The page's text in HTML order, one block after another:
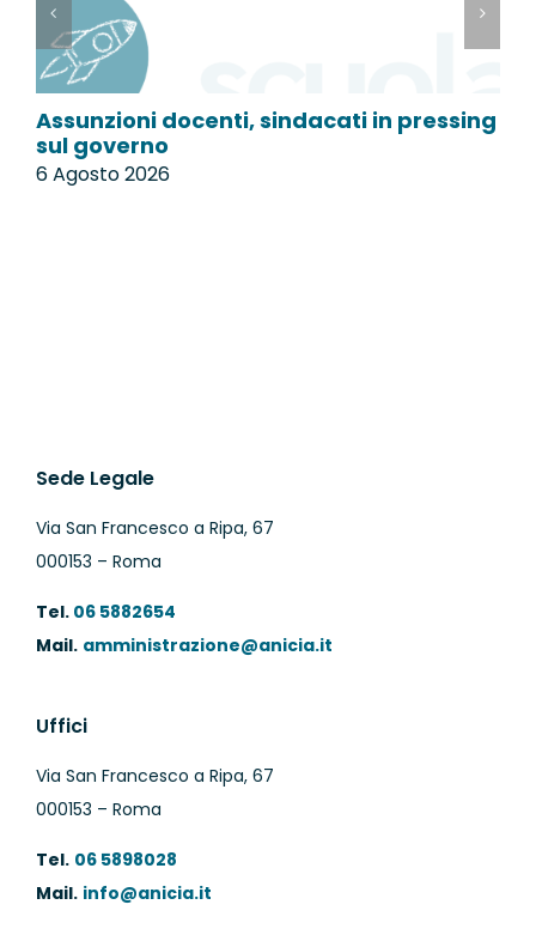
Assunzioni docenti, sindacati in pressing
sul governo
6 Agosto 2026
Sede Legale
Via San Francesco a Ripa, 67
000153 – Roma
Tel.06 5882654
Mail. amministrazione@anicia.it
Uffici
Via San Francesco a Ripa, 67
000153 – Roma
Tel. 06 5898028
Mail. info@anicia.it